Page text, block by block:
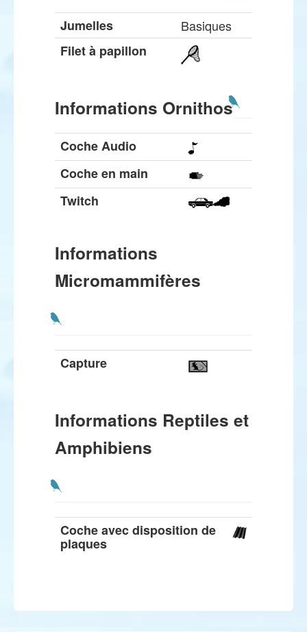
Jumelles
Basiques
Filet à papillon
Informations Ornithos
Coche Audio
Coche en main
Twitch
Informations
Micromammifères
Capture
Informations Reptiles et
Amphibiens
Coche avec disposition de
plaques